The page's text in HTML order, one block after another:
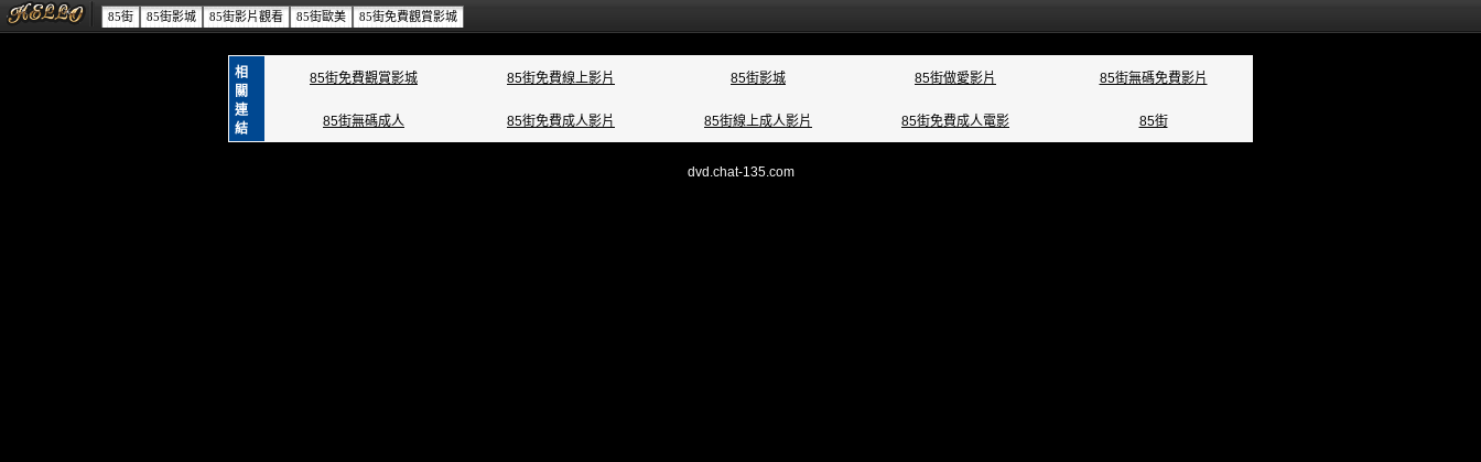
85街 85街影城 85街影片觀看 85街歐美 85街免費觀賞影城
相
關
連
結
85街免費觀賞影城 85街免費線上影片 85街影城 85街做愛影片 85街無碼免費影片
85街無碼成人 85街免費成人影片 85街線上成人影片 85街免費成人電影 85街
dvd.chat-135.com